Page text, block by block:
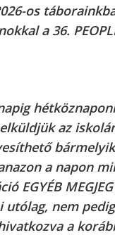
os
a 36.
az
a napon
EGYÉB
utólag, nem
a